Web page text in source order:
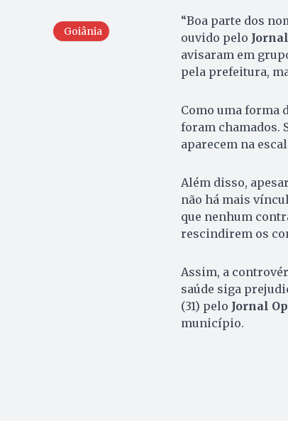
Goiânia
“Boa parte dos
ouvido pelo
avisaram em
pela prefeitura,
Como uma forma
foram chamados.
aparecem na
Além disso,
não há mais
que nenhum
rescindirem os
Assim, a
saúde siga
(31) pelo Jornal
município.